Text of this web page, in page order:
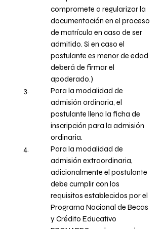
compromete a regularizar la
documentación en el proceso
de matrícula en caso de ser
admitido. Si en caso el
postulante es menor de edad
deberá de firmar el
apoderado.)
Para la modalidad de
admisión ordinaria, el
postulante llena la ficha de
inscripción para la admisión
ordinaria.
Para la modalidad de
admisión extraordinaria,
adicionalmente el postulante
debe cumplir con los
requisitos establecidos por el
Programa Nacional de Becas
y Crédito Educativo